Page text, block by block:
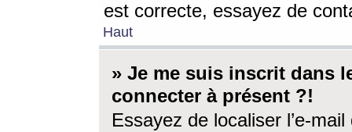
est correcte, essayez de
Haut
» Je me suis inscrit dans
connecter à présent ?!
Essayez de localiser l’e-